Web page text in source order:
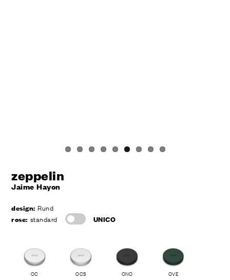
zeppelin
Jaime Hayon
design: Rund
rose: standard UNICO
OC OCS ONO OVE